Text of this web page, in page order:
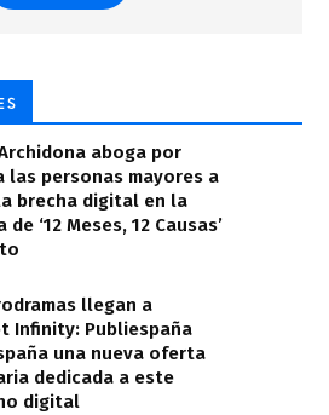
aboga por
las personas mayores a
brecha digital en la
de ‘12 Meses, 12 Causas’
llegan a
Infinity: Publiespaña
una nueva oferta
dedicada a este
digital